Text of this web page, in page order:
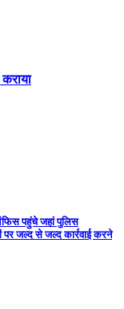
कराया
पहुंचे जहां पुलिस
पर जल्द से जल्द कार्रवाई करने